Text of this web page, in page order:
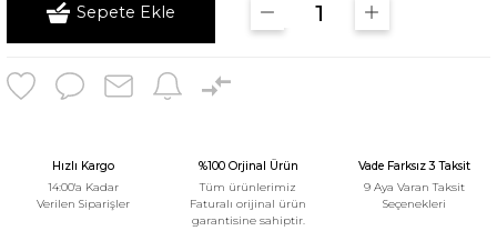
Sepete Ekle
Hızlı Kargo
14:00'a Kadar
Verilen Siparişler
%100 Orjinal Ürün
Tüm ürünlerimiz
Faturalı orijinal ürün
garantisine sahiptir.
Vade Farksız 3 Taksit
9 Aya Varan Taksit
Seçenekleri